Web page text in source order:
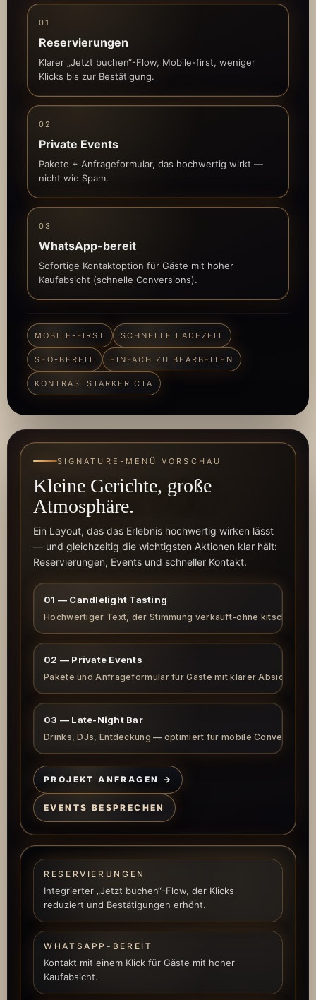
01
Reservierungen
Klarer „Jetzt buchen“-Flow, Mobile-first, weniger
Klicks bis zur Bestätigung.
02
Private Events
Pakete + Anfrageformular, das hochwertig wirkt —
nicht wie Spam.
03
WhatsApp-bereit
Sofortige Kontaktoption für Gäste mit hoher
Kaufabsicht (schnelle Conversions).
MOBILE-FIRST SCHNELLE LADEZEIT
SEO-BEREIT EINFACH ZU BEARBEITEN
KONTRASTSTARKER CTA
SIGNATURE-MENÜ VORSCHAU
Kleine Gerichte, große
Atmosphäre.
Ein Layout, das das Erlebnis hochwertig wirken lässt
— und gleichzeitig die wichtigsten Aktionen klar hält:
Reservierungen, Events und schneller Kontakt.
01 — Candlelight Tasting
Hochwertiger Text, der Stimmung verkauft-ohne kitschig zu
Atmosphäre an erster Stelle steht — elegant,
ruhig, einprägsam. Optimiert für schnelles Lesen
auf dem Smartphone, ohne an Wertigkeit zu
verlieren.
RESERVIEREN →
02 — Private Events
Pakete und Anfrageformular für Gäste mit klarer Absicht.
Gefühl. Keine aufdringlichen Formulare — nur klare
Intention.
EVENTS ANFRAGEN
ANGEBOT ERHALTEN
03 — Late-Night Bar
Drinks, DJs, Entdeckung — optimiert für mobile Conversions.
Ein „Was läuft heute?“-Moment für schnelle
Entscheidungen: Stimmung setzen, Angebot
zeigen, eine klare Handlung.
RESERVIEREN → WHATSAPP
PROJEKT ANFRAGEN →
EVENTS BESPRECHEN
RESERVIERUNGEN
Integrierter „Jetzt buchen“-Flow, der Klicks
reduziert und Bestätigungen erhöht.
WHATSAPP-BEREIT
Kontakt mit einem Klick für Gäste mit hoher
Kaufabsicht.